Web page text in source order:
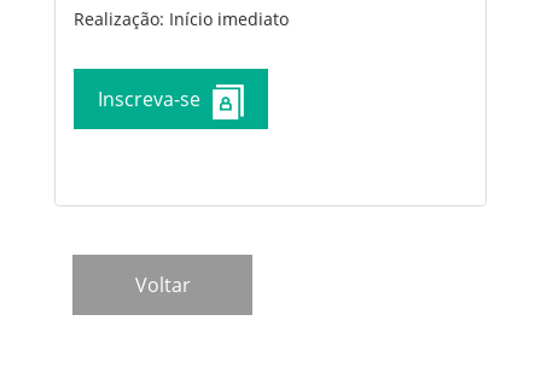
Realização: Início imediato
Inscreva-se